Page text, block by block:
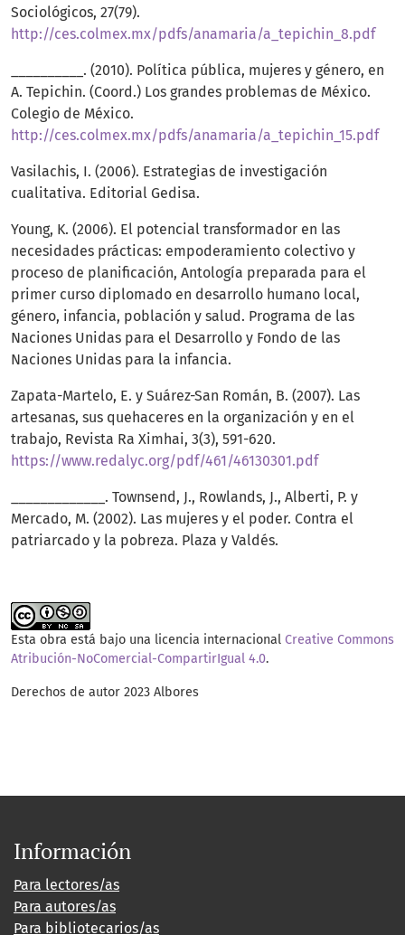
Sociológicos, 27(79).
http://ces.colmex.mx/pdfs/anamaria/a_tepichin_8.pdf
__________. (2010). Política pública, mujeres y género, en
A. Tepichin. (Coord.) Los grandes problemas de México.
Colegio de México.
http://ces.colmex.mx/pdfs/anamaria/a_tepichin_15.pdf
Vasilachis, I. (2006). Estrategias de investigación
cualitativa. Editorial Gedisa.
Young, K. (2006). El potencial transformador en las
necesidades prácticas: empoderamiento colectivo y
proceso de planificación, Antología preparada para el
primer curso diplomado en desarrollo humano local,
género, infancia, población y salud. Programa de las
Naciones Unidas para el Desarrollo y Fondo de las
Naciones Unidas para la infancia.
Zapata-Martelo, E. y Suárez-San Román, B. (2007). Las
artesanas, sus quehaceres en la organización y en el
trabajo, Revista Ra Ximhai, 3(3), 591-620.
https://www.redalyc.org/pdf/461/46130301.pdf
_____________. Townsend, J., Rowlands, J., Alberti, P. y
Mercado, M. (2002). Las mujeres y el poder. Contra el
patriarcado y la pobreza. Plaza y Valdés.
Esta obra está bajo una licencia internacional Creative Commons
Atribución-NoComercial-CompartirIgual 4.0.
Derechos de autor 2023 Albores
Información
Para lectores/as
Para autores/as
Para bibliotecarios/as